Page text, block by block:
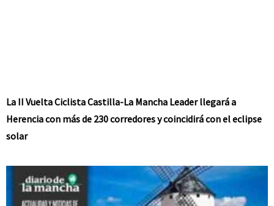
La II Vuelta Ciclista Castilla-La Mancha Leader llegará a
Herencia con más de 230 corredores y coincidirá con el eclipse
solar